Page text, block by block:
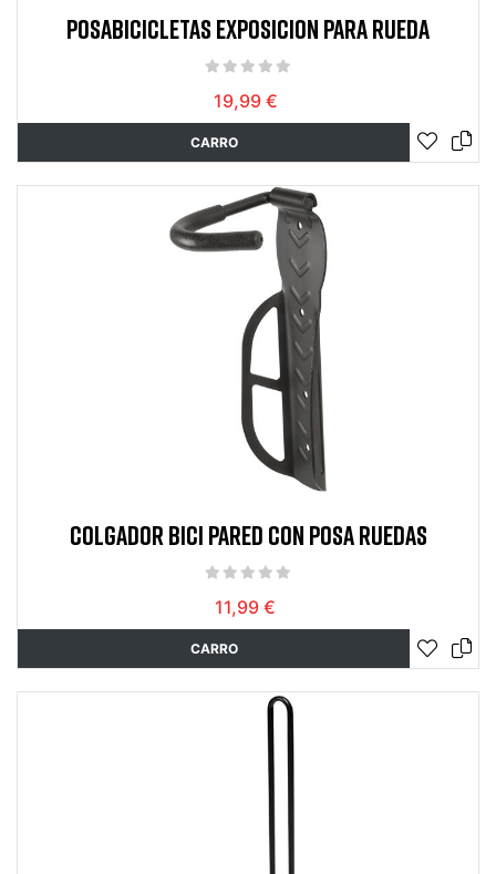
POSABICICLETAS EXPOSICION PARA RUEDA
19,99 €
CARRO
COLGADOR BICI PARED CON POSA RUEDAS
11,99 €
CARRO